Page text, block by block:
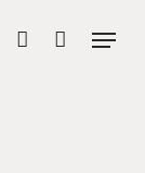
account
Menu